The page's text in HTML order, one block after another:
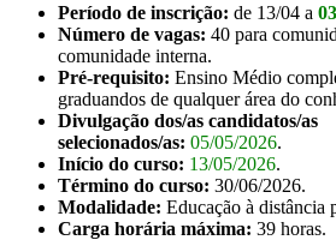
Período de inscrição: de 13/04 a
Número de vagas: 40 para
comunidade interna.
Pré-requisito: Ensino Médio
graduandos de qualquer área do
Divulgação dos/as candidatos/as
selecionados/as: 05/05/2026.
Início do curso: 13/05/2026.
Término do curso: 30/06/2026.
Modalidade: Educação à distância
Carga horária máxima: 39 horas.